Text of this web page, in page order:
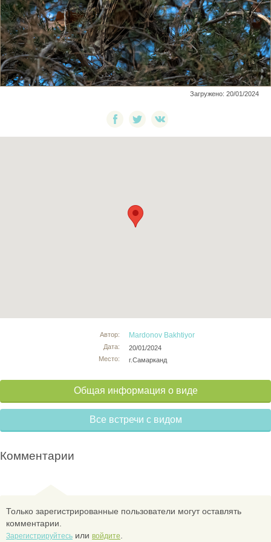
Загружено: 20/01/2024
Автор:
Дата:
Место:
Mardonov Bakhtiyor
20/01/2024
г.Самарканд
Общая информация о виде
Все встречи с видом
Комментарии
Только зарегистрированные пользователи могут оставлять
комментарии.
Зарегистрируйтесь или войдите